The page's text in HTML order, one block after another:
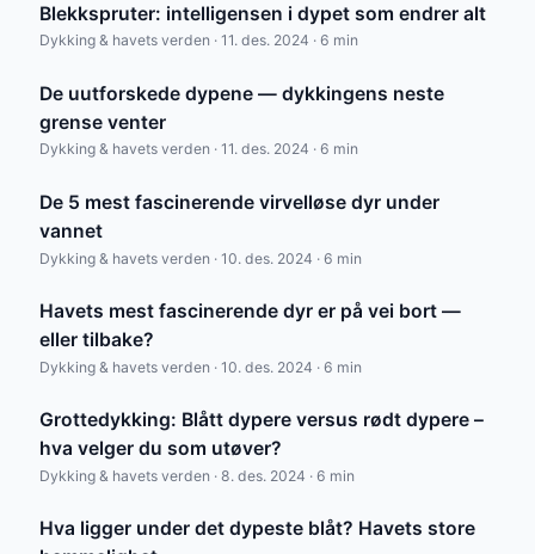
Blekkspruter: intelligensen i dypet som endrer alt
Dykking & havets verden · 11. des. 2024 · 6 min
De uutforskede dypene — dykkingens neste
grense venter
Dykking & havets verden · 11. des. 2024 · 6 min
De 5 mest fascinerende virvelløse dyr under
vannet
Dykking & havets verden · 10. des. 2024 · 6 min
Havets mest fascinerende dyr er på vei bort —
eller tilbake?
Dykking & havets verden · 10. des. 2024 · 6 min
Grottedykking: Blått dypere versus rødt dypere –
hva velger du som utøver?
Dykking & havets verden · 8. des. 2024 · 6 min
Hva ligger under det dypeste blåt? Havets store